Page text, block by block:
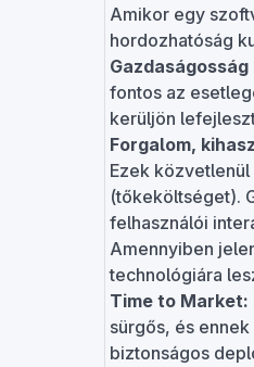
Amikor egy
hordozhatóság
fontos az
kerüljön
Forgalom,
Ezek
(tőkeköltséget).
felhasználói
Amennyiben
technológiára
Time to Market:
sürgős, és
biztonságos